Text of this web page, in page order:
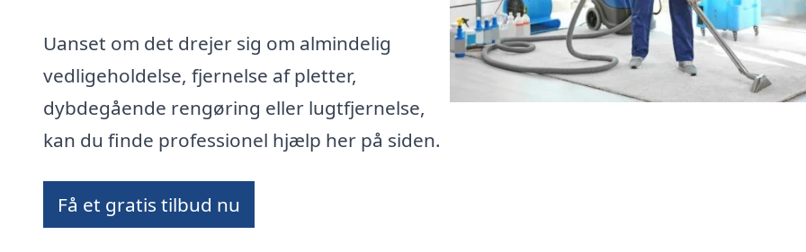
Uanset om det drejer sig om almindelig
vedligeholdelse, fjernelse af pletter,
dybdegående rengøring eller lugtfjernelse,
kan du finde professionel hjælp her på siden.
Få et gratis tilbud nu